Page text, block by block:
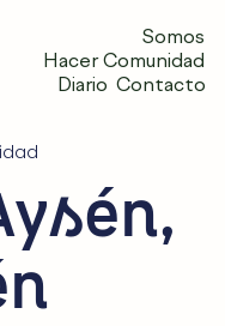
Somos
Hacer Comunidad
Diario Contacto